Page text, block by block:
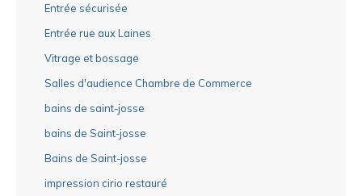
Entrée sécurisée
Entrée rue aux Laines
Vitrage et bossage
Salles d'audience Chambre de Commerce
bains de saint-josse
bains de Saint-josse
Bains de Saint-josse
impression cirio restauré